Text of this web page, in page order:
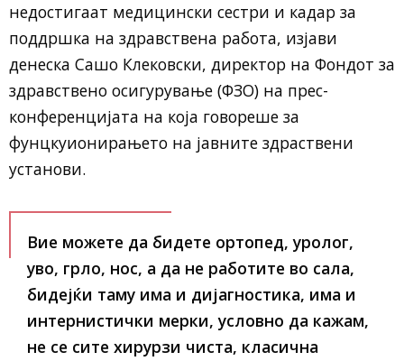
недостигаат медицински сестри и кадар за
поддршка на здравствена работа, изјави
денеска Сашо Клековски, директор на Фондот за
здравствено осигурување (ФЗО) на прес-
конференцијата на која говореше за
фунцкуионирањето на јавните здраствени
установи.
Вие можете да бидете ортопед, уролог,
уво, грло, нос, а да не работите во сала,
бидејќи таму има и дијагностика, има и
интернистички мерки, условно да кажам,
не се сите хирурзи чиста, класична